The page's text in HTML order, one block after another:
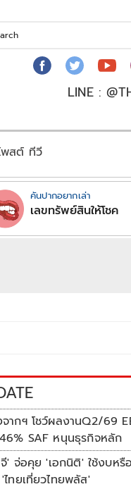
LINE :
พสต์ ทีวี
คันปากอยากเล่า
เลขทรัพย์สินให้โชค
จากฯ โชว์ผลงานQ2/69
SAF หนุนธุรกิจหลัก
' จ่อคุย 'เอกนิติ' ใช้งบหรื
ทยเที่ยวไทยพลัส'